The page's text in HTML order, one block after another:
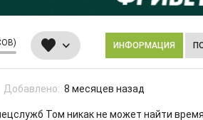
ИНФОРМАЦИЯ
Добавлено: 8 месяцев назад
Том никак не может найти